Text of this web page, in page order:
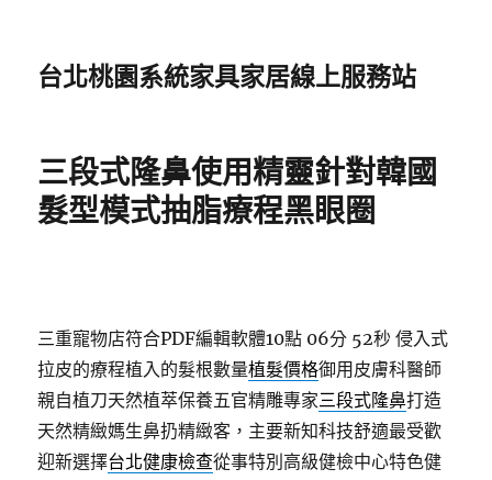
台北桃園系統家具家居線上服務站
三段式隆鼻使用精靈針對韓國
髮型模式抽脂療程黑眼圈
三重寵物店符合PDF編輯軟體10點 06分 52秒 侵入式
拉皮的療程植入的髮根數量植髮價格御用皮膚科醫師
親自植刀天然植萃保養五官精雕專家三段式隆鼻打造
天然精緻媽生鼻扔精緻客，主要新知科技舒適最受歡
迎新選擇台北健康檢查從事特別高級健檢中心特色健